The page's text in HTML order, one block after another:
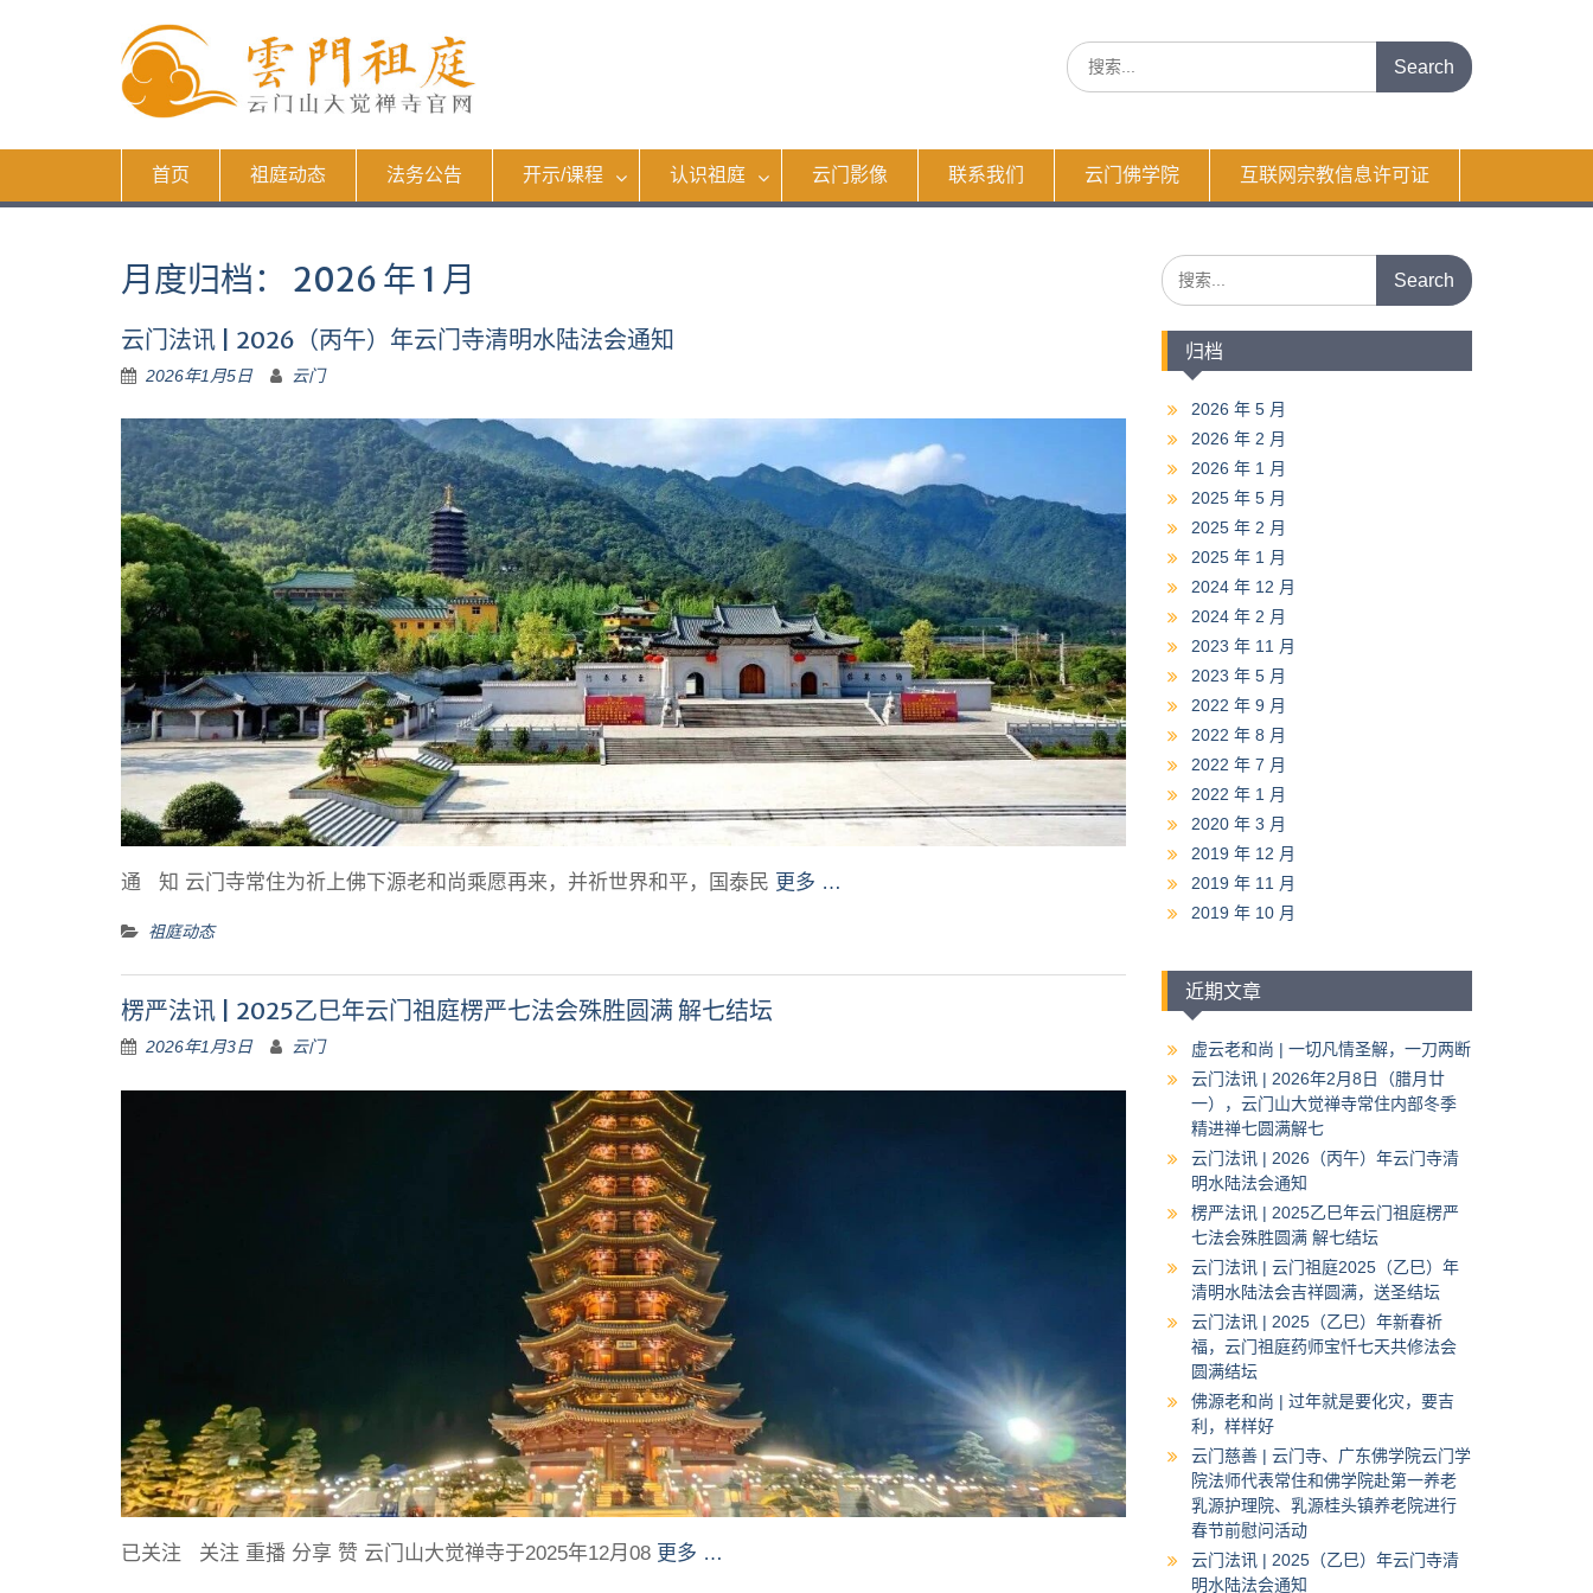
Search
for:
首页 祖庭动态 法务公告 开示/课程 认识祖庭 云门影像 联系我们 云门佛学院 互联网宗教信息许可证
月度归档： 2026 年 1 月
云门法讯 | 2026（丙午）年云门寺清明水陆法会通知
2026年1月5日 云门
通 知 云门寺常住为祈上佛下源老和尚乘愿再来，并祈世界和平，国泰民 更多 …
祖庭动态
楞严法讯 | 2025乙巳年云门祖庭楞严七法会殊胜圆满 解七结坛
2026年1月3日 云门
已关注 关注 重播 分享 赞 云门山大觉禅寺于2025年12月08 更多 …
Search
for:
归档
2026 年 5 月
2026 年 2 月
2026 年 1 月
2025 年 5 月
2025 年 2 月
2025 年 1 月
2024 年 12 月
2024 年 2 月
2023 年 11 月
2023 年 5 月
2022 年 9 月
2022 年 8 月
2022 年 7 月
2022 年 1 月
2020 年 3 月
2019 年 12 月
2019 年 11 月
2019 年 10 月
近期文章
虚云老和尚 | 一切凡情圣解，一刀两断
云门法讯 | 2026年2月8日（腊月廿
一），云门山大觉禅寺常住内部冬季
精进禅七圆满解七
云门法讯 | 2026（丙午）年云门寺清
明水陆法会通知
楞严法讯 | 2025乙巳年云门祖庭楞严
七法会殊胜圆满 解七结坛
云门法讯 | 云门祖庭2025（乙巳）年
清明水陆法会吉祥圆满，送圣结坛
云门法讯 | 2025（乙巳）年新春祈
福，云门祖庭药师宝忏七天共修法会
圆满结坛
佛源老和尚 | 过年就是要化灾，要吉
利，样样好
云门慈善 | 云门寺、广东佛学院云门学
院法师代表常住和佛学院赴第一养老
乳源护理院、乳源桂头镇养老院进行
春节前慰问活动
云门法讯 | 2025（乙巳）年云门寺清
明水陆法会通知